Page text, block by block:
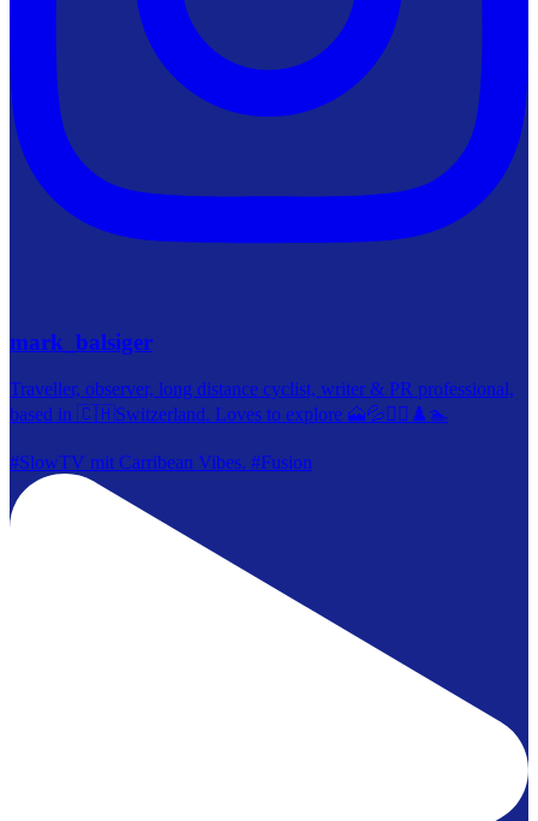
mark_balsiger
Traveller, observer, long distance cyclist, writer & PR professional,
based in 🇨🇭Switzerland. Loves to explore 🗻💦🚴‍♀️♟️🏊
#SlowTV mit Carribean Vibes. #Fusion